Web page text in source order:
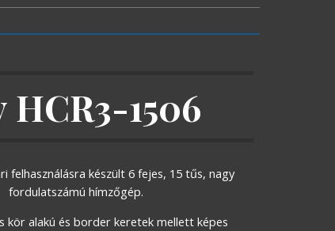
HCR3-1506
felhasználásra készült 6 fejes, 15 tűs, nagy
fordulatszámú hímzőgép.
kör alakú és border keretek mellett képes